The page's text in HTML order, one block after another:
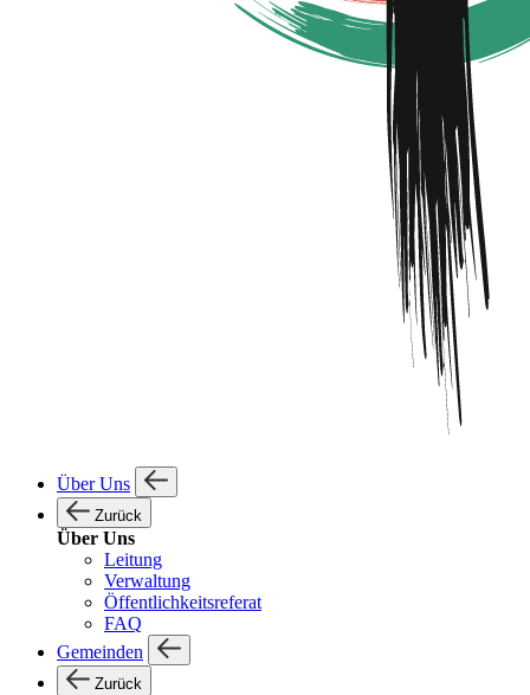
Über Uns
Zurück
Über Uns
Leitung
Verwaltung
Öffentlichkeitsreferat
FAQ
Gemeinden
Zurück